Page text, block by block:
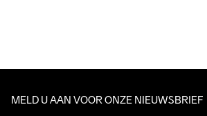
Make sure to choose an address where
MELD U AAN VOOR ONZE NIEUWSBRIEF